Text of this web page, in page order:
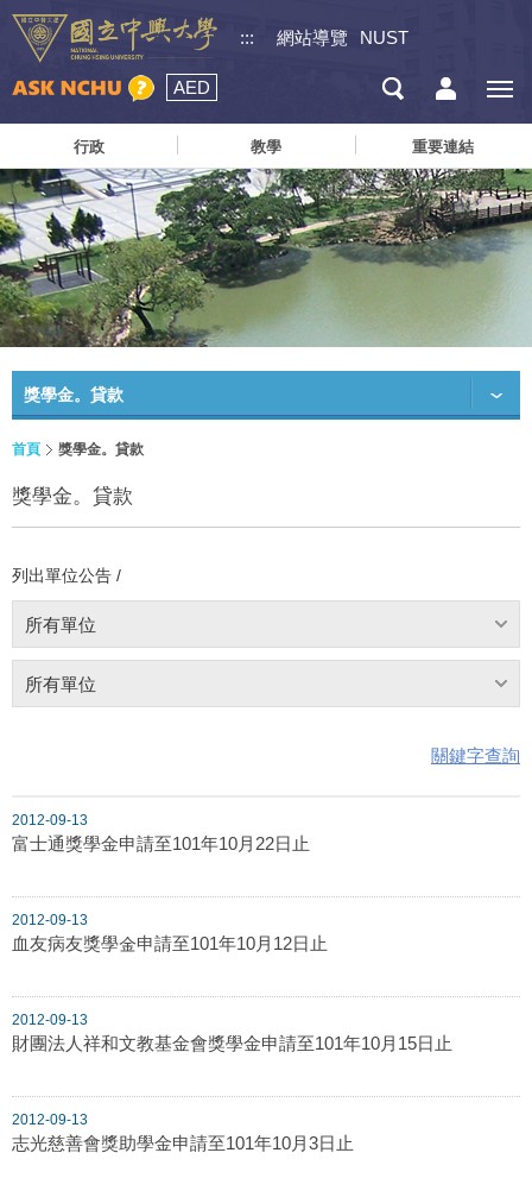
::: 網站導覽 NUST
AED
行政 教學 重要連結
獎學金。貸款
首頁 獎學金。貸款
獎學金。貸款
列出單位公告 /
所有單位
所有單位
關鍵字查詢
2012-09-13
富士通獎學金申請至101年10月22日止
2012-09-13
血友病友獎學金申請至101年10月12日止
2012-09-13
財團法人祥和文教基金會獎學金申請至101年10月15日止
2012-09-13
志光慈善會獎助學金申請至101年10月3日止